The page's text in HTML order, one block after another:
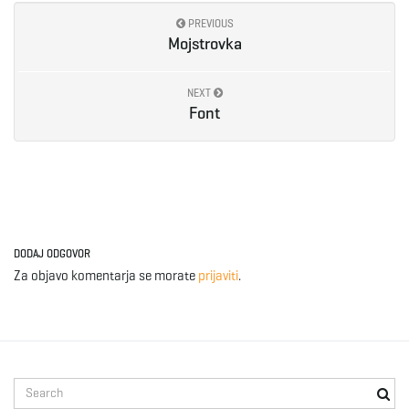
PREVIOUS
Mojstrovka
NEXT
Font
DODAJ ODGOVOR
Za objavo komentarja se morate prijaviti.